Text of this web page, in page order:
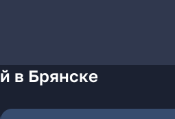
в Брянске